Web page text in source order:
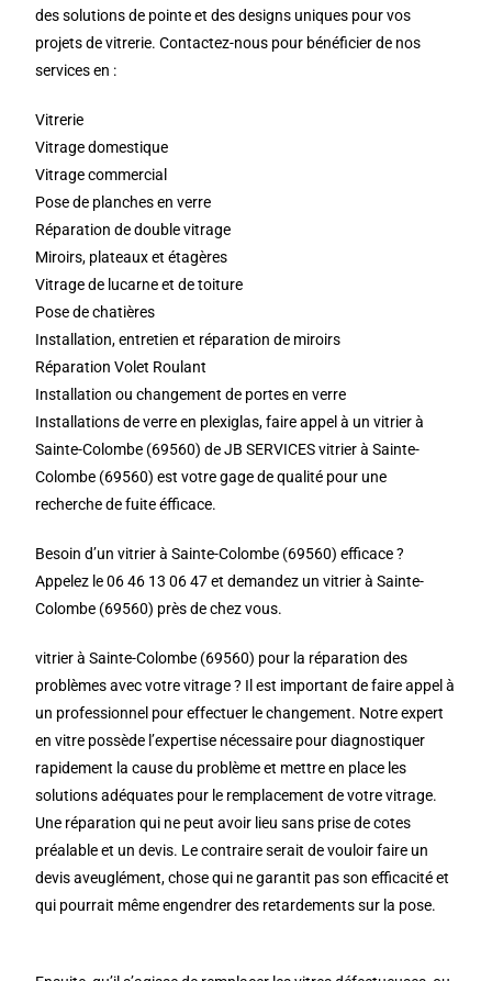
des solutions de pointe et des designs uniques pour vos
projets de vitrerie. Contactez-nous pour bénéficier de nos
services en :
Vitrerie
Vitrage domestique
Vitrage commercial
Pose de planches en verre
Réparation de double vitrage
Miroirs, plateaux et étagères
Vitrage de lucarne et de toiture
Pose de chatières
Installation, entretien et réparation de miroirs
Réparation Volet Roulant
Installation ou changement de portes en verre
Installations de verre en plexiglas, faire appel à un vitrier à
Sainte-Colombe (69560) de JB SERVICES vitrier à Sainte-
Colombe (69560) est votre gage de qualité pour une
recherche de fuite éfficace.
Besoin d’un vitrier à Sainte-Colombe (69560) efficace ?
Appelez le 06 46 13 06 47 et demandez un vitrier à Sainte-
Colombe (69560) près de chez vous.
vitrier à Sainte-Colombe (69560) pour la réparation des
problèmes avec votre vitrage ? Il est important de faire appel à
un professionnel pour effectuer le changement. Notre expert
en vitre possède l’expertise nécessaire pour diagnostiquer
rapidement la cause du problème et mettre en place les
solutions adéquates pour le remplacement de votre vitrage.
Une réparation qui ne peut avoir lieu sans prise de cotes
préalable et un devis. Le contraire serait de vouloir faire un
devis aveuglément, chose qui ne garantit pas son efficacité et
qui pourrait même engendrer des retardements sur la pose.